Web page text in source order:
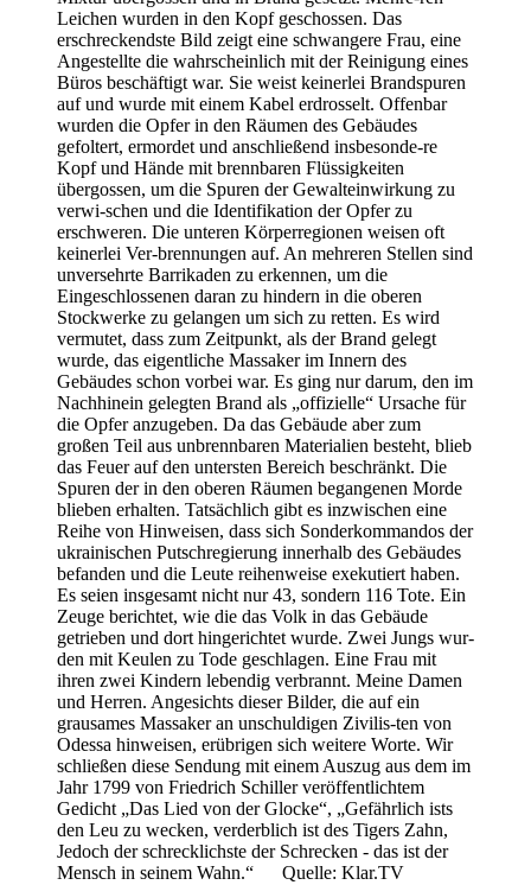
Leichen wurden in den Kopf geschossen. Das
erschreckendste Bild zeigt eine schwangere Frau, eine
Angestellte die wahrscheinlich mit der Reinigung eines
Büros beschäftigt war. Sie weist keinerlei Brandspuren
auf und wurde mit einem Kabel erdrosselt. Offenbar
wurden die Opfer in den Räumen des Gebäudes
gefoltert, ermordet und anschließend insbesonde-re
Kopf und Hände mit brennbaren Flüssigkeiten
übergossen, um die Spuren der Gewalteinwirkung zu
verwi-schen und die Identifikation der Opfer zu
erschweren. Die unteren Körperregionen weisen oft
keinerlei Ver-brennungen auf. An mehreren Stellen sind
unversehrte Barrikaden zu erkennen, um die
Eingeschlossenen daran zu hindern in die oberen
Stockwerke zu gelangen um sich zu retten. Es wird
vermutet, dass zum Zeitpunkt, als der Brand gelegt
wurde, das eigentliche Massaker im Innern des
Gebäudes schon vorbei war. Es ging nur darum, den im
Nachhinein gelegten Brand als „offizielle“ Ursache für
die Opfer anzugeben. Da das Gebäude aber zum
großen Teil aus unbrennbaren Materialien besteht, blieb
das Feuer auf den untersten Bereich beschränkt. Die
Spuren der in den oberen Räumen begangenen Morde
blieben erhalten. Tatsächlich gibt es inzwischen eine
Reihe von Hinweisen, dass sich Sonderkommandos der
ukrainischen Putschregierung innerhalb des Gebäudes
befanden und die Leute reihenweise exekutiert haben.
Es seien insgesamt nicht nur 43, sondern 116 Tote. Ein
Zeuge berichtet, wie die das Volk in das Gebäude
getrieben und dort hingerichtet wurde. Zwei Jungs wur-
den mit Keulen zu Tode geschlagen. Eine Frau mit
ihren zwei Kindern lebendig verbrannt. Meine Damen
und Herren. Angesichts dieser Bilder, die auf ein
grausames Massaker an unschuldigen Zivilis-ten von
Odessa hinweisen, erübrigen sich weitere Worte. Wir
schließen diese Sendung mit einem Auszug aus dem im
Jahr 1799 von Friedrich Schiller veröffentlichtem
Gedicht „Das Lied von der Glocke“, „Gefährlich ists
den Leu zu wecken, verderblich ist des Tigers Zahn,
Jedoch der schrecklichste der Schrecken - das ist der
Mensch in seinem Wahn.“ Quelle: Klar.TV